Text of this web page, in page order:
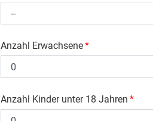
Anzahl Erwachsene*
Anzahl Kinder unter 18 Jahren *